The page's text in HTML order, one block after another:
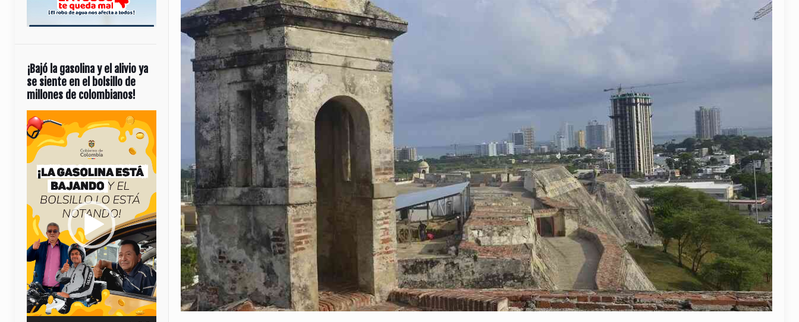
¡Bajó la gasolina y el alivio ya
se siente en el bolsillo de
millones de colombianos!
Reproductor
de
vídeo